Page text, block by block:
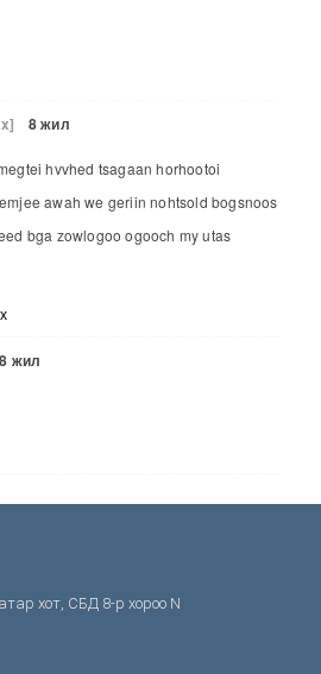
8 жил
hvvhed tsagaan horhootoi
awah we geriin nohtsold bogsnoos
bga zowlogoo ogooch my utas
8 жил
хот, СБД 8-р хороо N